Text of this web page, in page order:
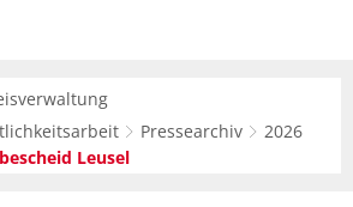
Pressearchiv
2026
Leusel